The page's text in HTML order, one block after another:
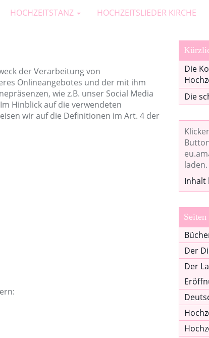
HOCHZEITSTANZ HOCHZEITSLIEDER KIRCHE
der Verarbeitung von
Onlineangebotes und der mit ihm
wie z.B. unser Social Media
Hinblick auf die verwendeten
wir auf die Definitionen im Art. 4 der
Die
Die
laden.
Inhalt
Seiten
Der
Der